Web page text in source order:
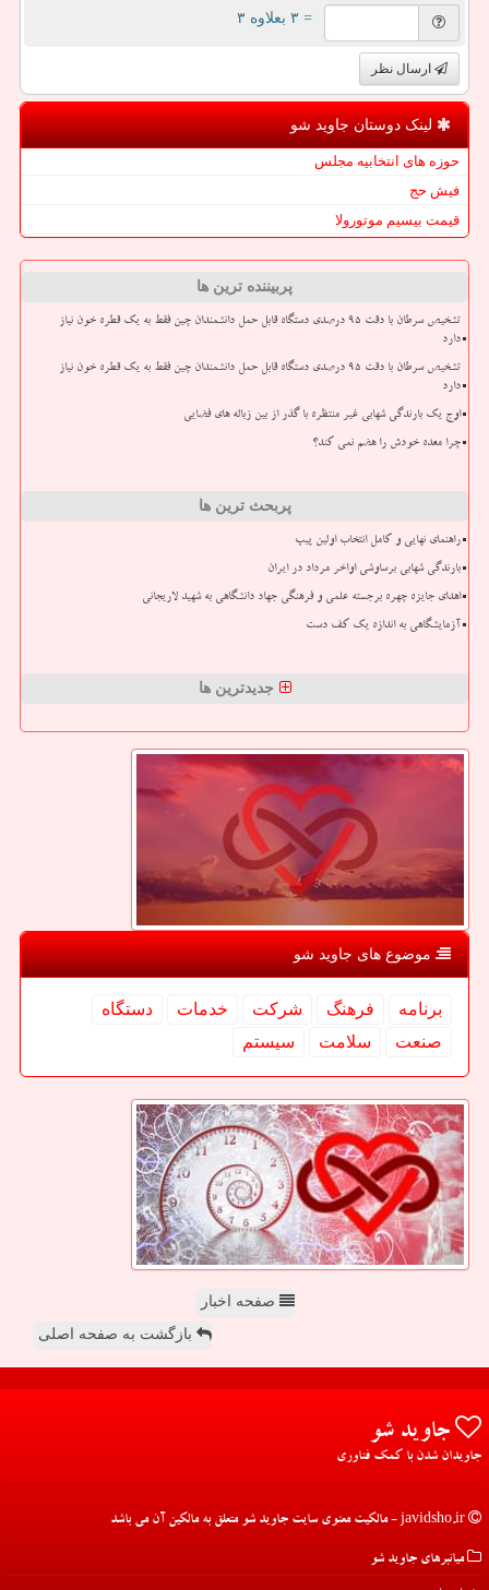
= ۳ بعلاوه ۳
ارسال نظر
لینک دوستان جاوید شو
حوزه های انتخابیه مجلس
فیش حج
قیمت بیسیم موتورولا
پربیننده ترین ها
تشخیص سرطان با دقت ۹۵ درصدی دستگاه قابل حمل دانشمندان چین فقط به یک قطره خون نیاز
دارد
تشخیص سرطان با دقت ۹۵ درصدی دستگاه قابل حمل دانشمندان چین فقط به یک قطره خون نیاز
دارد
اوج یک بارندگی شهابی غیر منتظره با گذر از بین زباله های فضایی
چرا معده خودش را هضم نمی کند؟
پربحث ترین ها
راهنمای نهایی و کامل انتخاب اولین پیپ
بارندگی شهابی برساوشی اواخر مرداد در ایران
اهدای جایزه چهره برجسته علمی و فرهنگی جهاد دانشگاهی به شهید لاریجانی
آزمایشگاهی به اندازه یک کف دست
جدیدترین ها
موضوع های جاوید شو
برنامه فرهنگ شركت خدمات
دستگاه
صنعت
سلامت سیستم
صفحه اخبار
بازگشت به صفحه اصلی
جاوید شو
جاویدان شدن با کمک فناوری
میانبرهای جاوید شو